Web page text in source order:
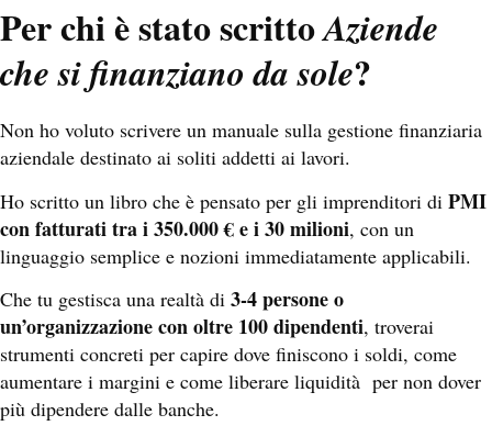
Per chi è stato scrittoAziende
che si finanziano da sole?
Non ho voluto scrivere un manuale sulla gestione finanziaria
aziendale destinato ai soliti addetti ai lavori.
Ho scritto un libro che è pensato per gli imprenditori di PMI
con fatturati tra i 350.000 € e i 30 milioni, con un
linguaggio semplice e nozioni immediatamente applicabili.
Che tu gestisca una realtà di 3-4 persone o
un’organizzazione con oltre 100 dipendenti, troverai
strumenti concreti per capire dove finiscono i soldi, come
aumentare i margini e come liberare liquidità per non dover
più dipendere dalle banche.